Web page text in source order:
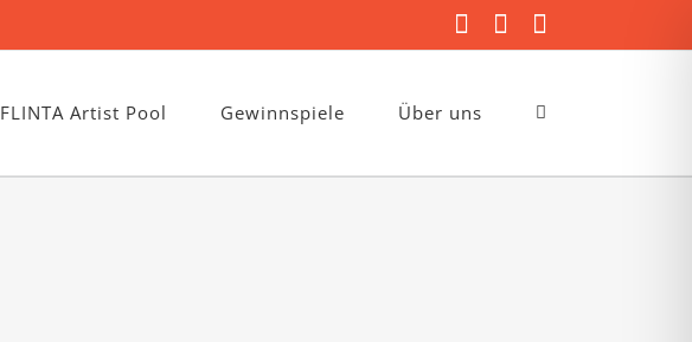
FacebookInstagram
Mail
FLINTA Artist Pool Gewinnspiele Über uns